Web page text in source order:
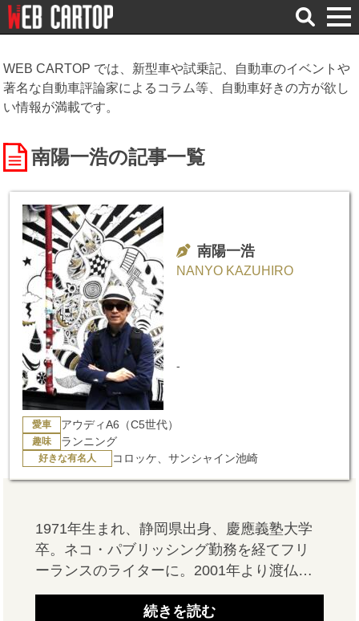
検
索
WEB CARTOP では、新型車や試乗記、自動車のイベントや
著名な自動車評論家によるコラム等、自動車好きの方が欲し
い情報が満載です。
南陽一浩の記事一覧
南陽一浩
NANYO KAZUHIRO
-
愛車 アウディA6（C5世代）
趣味 ランニング
好きな有名人 コロッケ、サンシャイン池崎
1971年生まれ、静岡県出身、慶應義塾大学
卒。ネコ・パブリッシング勤務を経てフリ
ーランスのライターに。2001年より渡仏し
ランス・シャンパーニュ・アルデンヌ大学
にて修士号取得。パリを拠点に自動車・時
続きを読む